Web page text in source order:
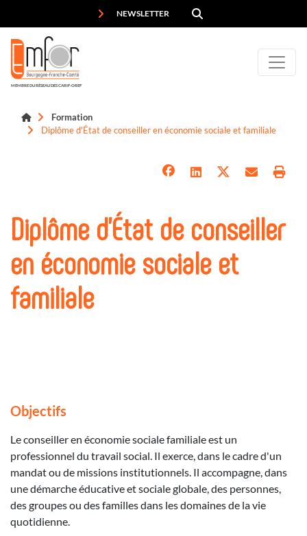
NEWSLETTER
MEMBRE DU RÉSEAU DES CARIF-OREF
Formation
Diplôme d'État de conseiller en économie sociale et familiale
Diplôme d'État de conseiller
en économie sociale et
familiale
Objectifs
Le conseiller en économie sociale familiale est un
professionnel du travail social. Il exerce, dans le cadre d'un
mandat ou de missions institutionnels. Il accompagne, dans
une démarche éducative et sociale globale, des personnes,
des groupes ou des familles dans les domaines de la vie
quotidienne.
Panneau de gestion des cookies